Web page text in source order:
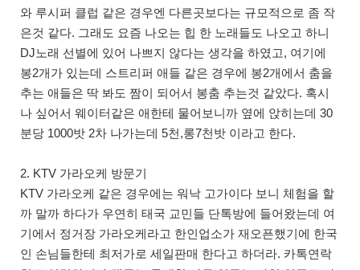
와 루시퍼 클럽 같은 경우엔 다른곳보다는 규모적으로 좀 작
은것 같다. 그래도 요즘 나오는 힙 한 노래들도 나오고 하니
DJ노래 선별에 있어 나쁘지 않다는 생각을 하였고, 여기에
봉2개가 있는데 스트리퍼 애들 같은 경우에 봉2개에서 춤을
추는 애들은 딱 봐도 짬이 되어서 봉춤 추는것 같았다. 혹시
나 싶어서 웨이터같은 애한테 물어보니까 옆에 앉히는데 30
분당 1000밧 2차 나가는데 5천,롱7천밧 이라고 한다.
2. KTV 가라오케 방문기
KTV 가라오케 같은 경우에는 워낙 고가이다 보니 체험을 할
까 말까 하다가 우연히 태국 교민들 단톡방에 들어왔는데 여
기에서 정거장 가라오케라고 한인업소가 재오픈했기에 한국
인 손님들한테 최저가로 세일판매 한다고 하더라. 카톡연락